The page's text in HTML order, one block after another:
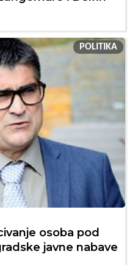
POLITIKA
osoba pod
javne nabave